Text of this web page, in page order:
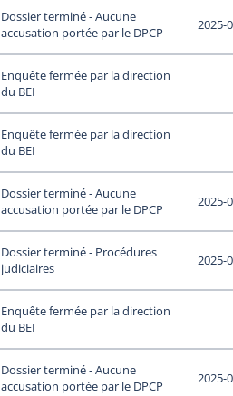
Dossier terminé - Aucune
accusation portée par le DPCP
2025-
Enquête fermée par la direction
du BEI
Enquête fermée par la direction
du BEI
Dossier terminé - Aucune
accusation portée par le DPCP
2025-
Dossier terminé - Procédures
judiciaires
2025-
Enquête fermée par la direction
du BEI
Dossier terminé - Aucune
accusation portée par le DPCP
2025-